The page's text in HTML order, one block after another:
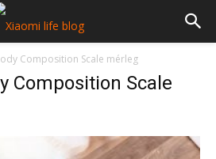
Composition Scale mérleg
Composition Scale